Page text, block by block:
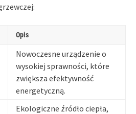
Opis
Nowoczesne urządzenie o
wysokiej sprawności, które
zwiększa efektywność
energetyczną.
Ekologiczne źródło ciepła,